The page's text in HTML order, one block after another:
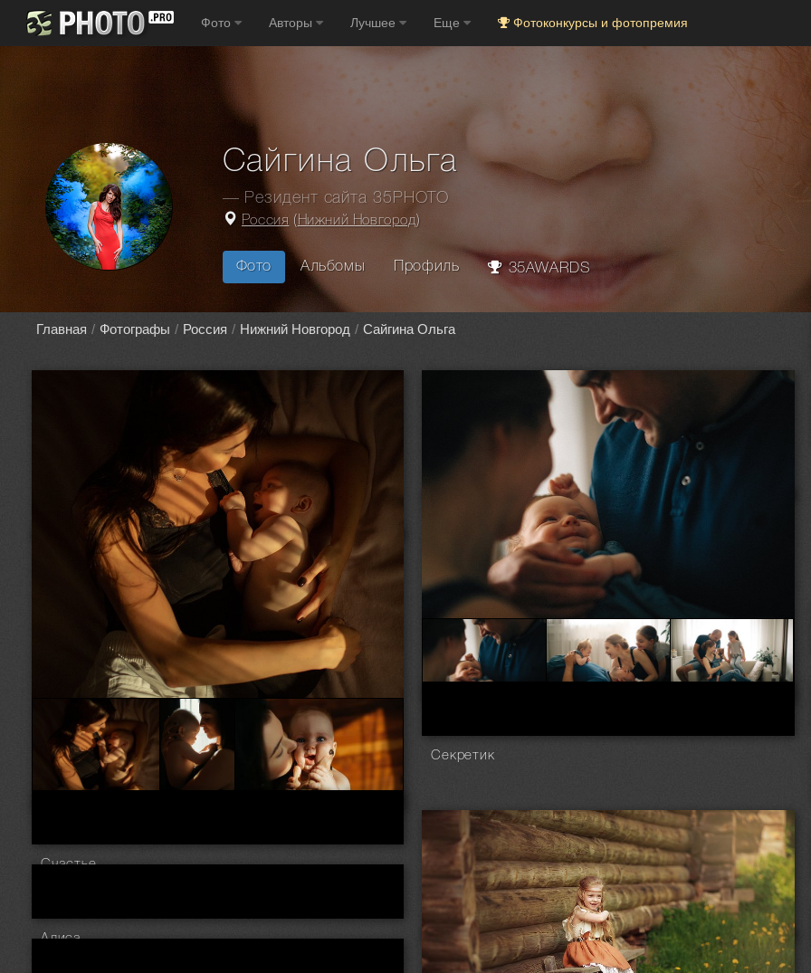
Фото Авторы Лучшее Еще Фотоконкурсы и фотопремия
Сайгина Ольга
— Резидент сайта 35PHOTO
Россия ( Нижний Новгород)
Фото Альбомы Профиль 35AWARDS
Главная Фотографы Россия Нижний Новгород Сайгина Ольга
Секретик
Счастье
Алиса